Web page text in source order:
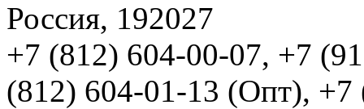
Россия, 192027
+7 (812) 604-00-07, +7
(812) 604-01-13 (Опт), +7